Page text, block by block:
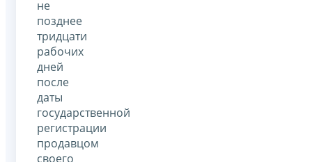
не
позднее
тридцати
рабочих
дней
после
даты
государственной
регистрации
продавцом
своего